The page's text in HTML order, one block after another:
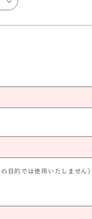
目的では使用いたしません）